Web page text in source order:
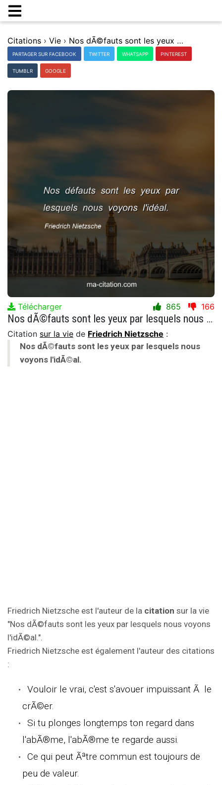
Citations › Vie › Nos dÃ©fauts sont les yeux par lesquels nous voyons l'idÃ©al.
PARTAGER SUR FACEBOOK TWITTER WHATSAPP PINTEREST
TUMBLR GOOGLE
Télécharger 865 166
Nos dÃ©fauts sont les yeux par lesquels nous voyons l'idÃ©al.
Citation sur la vie de Friedrich Nietzsche :
Nos dÃ©fauts sont les yeux par lesquels nous
voyons l'idÃ©al.
Friedrich Nietzsche est l'auteur de la citation sur la vie
"Nos dÃ©fauts sont les yeux par lesquels nous voyons
l'idÃ©al.".
Friedrich Nietzsche est également l'auteur des citations
:
Vouloir le vrai, c'est s'avouer impuissant Ã le
crÃ©er.
Si tu plonges longtemps ton regard dans
l'abÃ®me, l'abÃ®me te regarde aussi.
Ce qui peut Ãªtre commun est toujours de
peu de valeur.